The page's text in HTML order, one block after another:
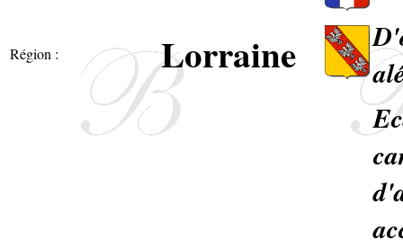
Région : Lorraine